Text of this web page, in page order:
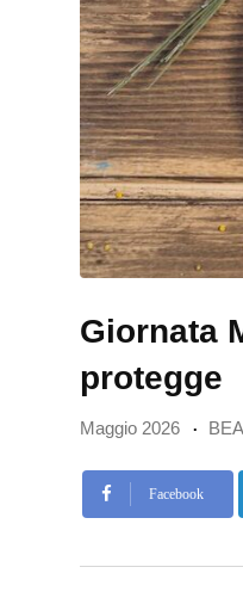
Giornata
protegge
Maggio 2026
Facebook